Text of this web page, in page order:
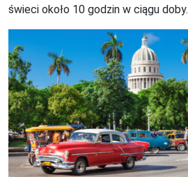
świeci około 10 godzin w ciągu doby.